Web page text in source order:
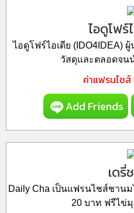
ไอดูโฟร์
ไอดูโฟร์ไอเดีย (IDO4IDEA)
วัสดุและตลอดจน
ค่าแฟรนไชส์
Add Friends
เดรี่
Daily Cha เป็นแฟรนไชส์ชาน
20 บาท ฟรีไข่มุ